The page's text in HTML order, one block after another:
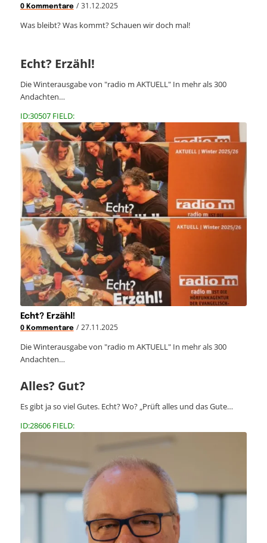
0 Kommentare / 31.12.2025
Was bleibt? Was kommt? Schauen wir doch mal!
Echt? Erzähl!
Die Winterausgabe von "radio m AKTUELL" In mehr als 300
Andachten…
ID:30507 FIELD:
Echt? Erzähl!
0 Kommentare / 27.11.2025
Die Winterausgabe von "radio m AKTUELL" In mehr als 300
Andachten…
Alles? Gut?
Es gibt ja so viel Gutes. Echt? Wo? „Prüft alles und das Gute…
ID:28606 FIELD: